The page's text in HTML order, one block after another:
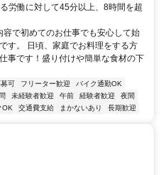
労働に対して45分以上、8時間を超
で初めてのお仕事でも安心して始
す。 日頃、家庭でお料理をする方
事です！盛り付けや簡単な食材の下
可 フリーター歓迎
バイク通勤OK
未経験者歓迎 午前 経験者歓迎
夜間
OK 交通費支給 まかないあり 長期歓迎